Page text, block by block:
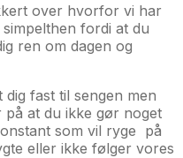
over hvorfor vi har
fordi at du
ren om dagen og
fast til sengen men
at du ikke gør noget
som vil ryge på
eller ikke følger vores